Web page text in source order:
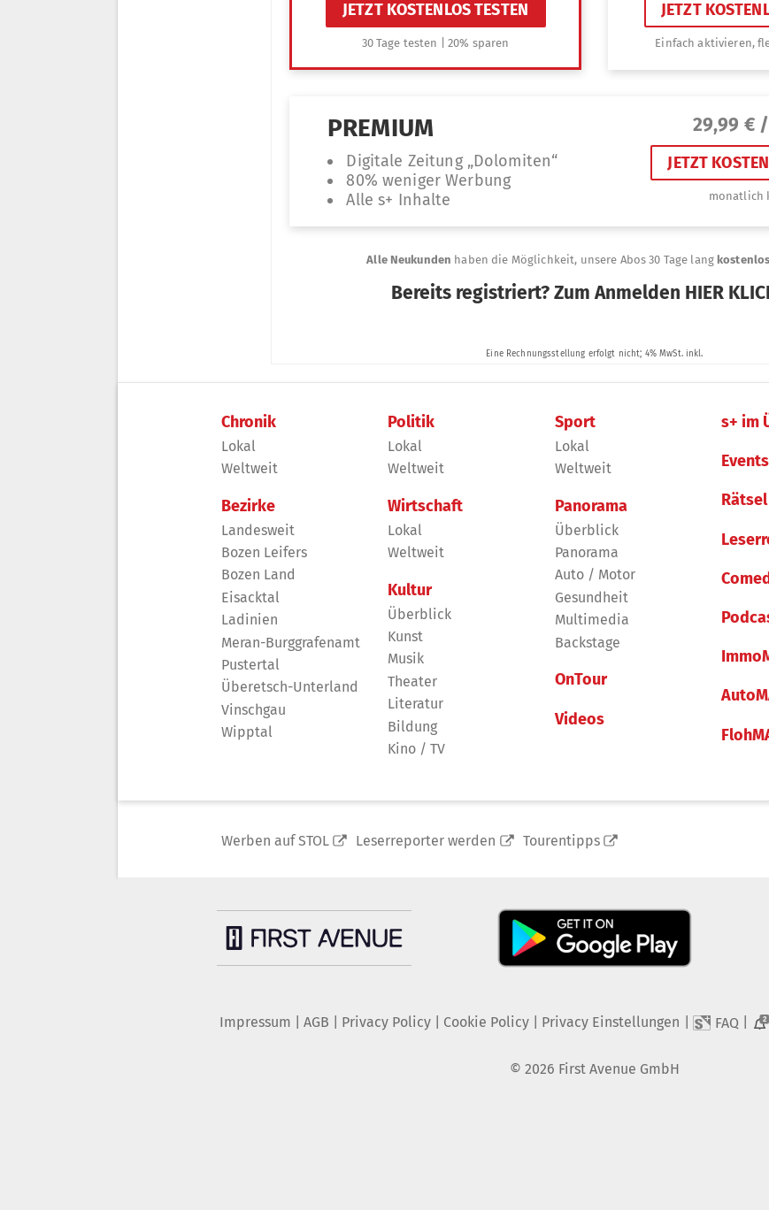
Chronik
Lokal
Weltweit
Bezirke
Landesweit
Bozen Leifers
Bozen Land
Eisacktal
Ladinien
Meran-Burggrafenamt
Pustertal
Überetsch-Unterland
Vinschgau
Wipptal
Politik
Lokal
Weltweit
Wirtschaft
Lokal
Weltweit
Kultur
Überblick
Kunst
Musik
Theater
Literatur
Bildung
Kino / TV
Sport
Lokal
Weltweit
Panorama
Überblick
Panorama
Auto / Motor
Gesundheit
Multimedia
Backstage
OnTour
Videos
s+ im
Events
Rätsel
Werben auf STOL Leserreporter werden Tourentipps
Impressum AGB Privacy Policy| Cookie Policy| Privacy Einstellungen FAQ 2
© 2026 First Avenue GmbH